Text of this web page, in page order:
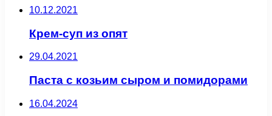
10.12.2021
Крем-суп из опят
29.04.2021
Паста с козьим сыром и помидорами
16.04.2024